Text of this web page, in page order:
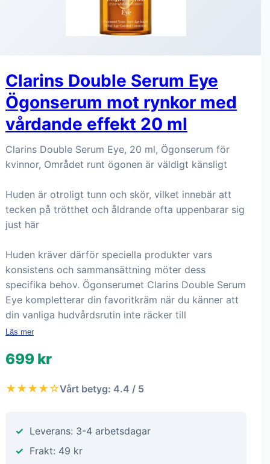
Clarins Double Serum Eye
Ögonserum mot rynkor med
vårdande effekt 20 ml
Clarins Double Serum Eye, 20 ml, Ögonserum för
kvinnor, Området runt ögonen är väldigt känsligt
Huden är otroligt tunn och skör, vilket innebär att
tecken på trötthet och åldrande ofta uppenbarar sig
just här
Huden kräver därför speciella produkter vars
konsistens och sammansättning möter dess
specifika behov. Ögonserumet Clarins Double Serum
Eye kompletterar din favoritkräm när du känner att
din vanliga hudvårdsrutin inte räcker till
Läs mer
699 kr
★★★★☆Vårt betyg: 4.4 / 5
Leverans: 3-4 arbetsdagar
Frakt: 49 kr